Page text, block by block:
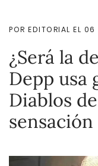
POR EDITORIAL EL 06
¿Será la
Depp usa
Diablos